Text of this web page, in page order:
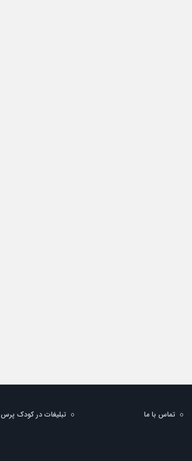
تماس با ما تبلیغات در کودک پرس